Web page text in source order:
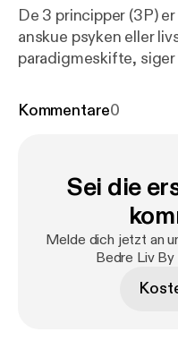
De 3 principper (3P)
anskue psyken eller
paradigmeskifte,
samme titel som
virkeligheden.
hyppigt, men er ikke
Vanetankerne bliver
stemme, en
som pletter på
hjælp at finde i dette afsnit
Kommentare0
Sei die
Melde dich jetzt an
Bedre Liv